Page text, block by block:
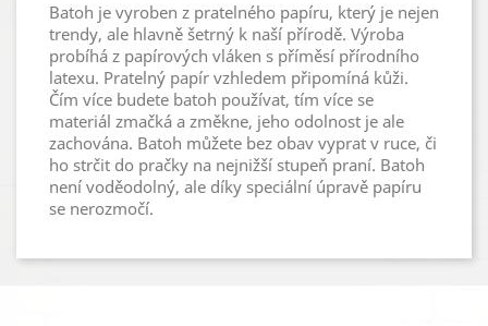
Batoh je vyroben z pratelného papíru, který je nejen
trendy, ale hlavně šetrný k naší přírodě. Výroba
probíhá z papírových vláken s příměsí přírodního
latexu. Pratelný papír vzhledem připomíná kůži.
Čím více budete batoh používat, tím více se
materiál zmačká a změkne, jeho odolnost je ale
zachována. Batoh můžete bez obav vyprat v ruce, či
ho strčit do pračky na nejnižší stupeň praní. Batoh
není voděodolný, ale díky speciální úpravě papíru
se nerozmočí.